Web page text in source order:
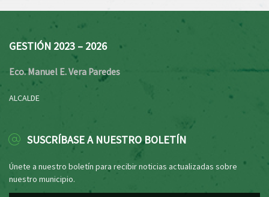
GESTIÓN 2023 – 2026
Eco. Manuel E. Vera Paredes
ALCALDE
SUSCRÍBASE A NUESTRO BOLETÍN
Únete a nuestro boletín para recibir noticias actualizadas sobre
nuestro municipio.